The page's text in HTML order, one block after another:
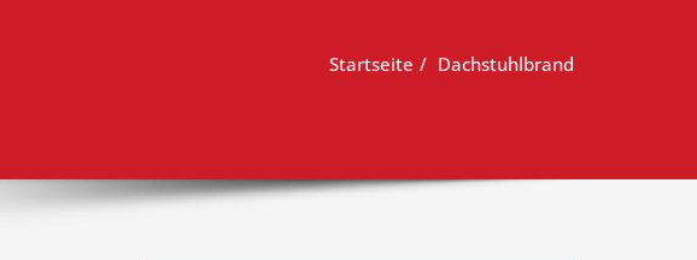
Startseite Dachstuhlbrand